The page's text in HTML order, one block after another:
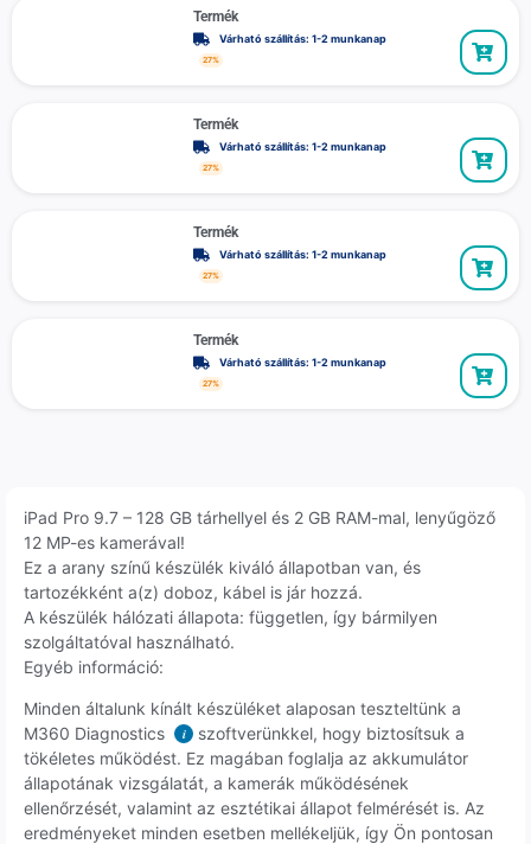
Termék
Várható szállítás: 1-2 munkanap
27%
Termék
Várható szállítás: 1-2 munkanap
27%
Termék
Várható szállítás: 1-2 munkanap
27%
Termék
Várható szállítás: 1-2 munkanap
27%
iPad Pro 9.7 – 128 GB tárhellyel és 2 GB RAM-mal, lenyűgöző
12 MP-es kamerával!
Ez a arany színű készülék kiváló állapotban van, és
tartozékként a(z) doboz, kábel is jár hozzá.
A készülék hálózati állapota: független, így bármilyen
szolgáltatóval használható.
Egyéb információ:
Minden általunk kínált készüléket alaposan teszteltünk a
M360 Diagnostics
i
szoftverünkkel, hogy biztosítsuk a
tökéletes működést. Ez magában foglalja az akkumulátor
állapotának vizsgálatát, a kamerák működésének
ellenőrzését, valamint az esztétikai állapot felmérését is. Az
eredményeket minden esetben mellékeljük, így Ön pontosan